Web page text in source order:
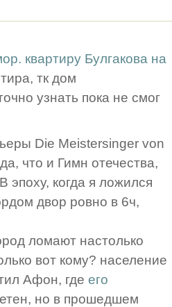
квартиру Булгакова на
тк дом
узнать пока не смог
Die Meistersinger von
что и Гимн отечества,
когда я ложился
двор ровно в 6ч,
ломают настолько
вот кому? население
Афон, где его
но в прошедшем